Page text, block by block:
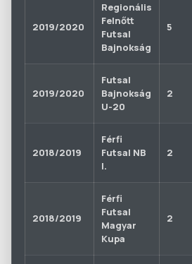
2019/2020
Regionális
Felnőtt
Futsal
Bajnokság
5
2019/2020
Futsal
Bajnokság
U-20
2
2018/2019
Férfi
Futsal NB
I.
2
2018/2019
Férfi
Futsal
Magyar
Kupa
2